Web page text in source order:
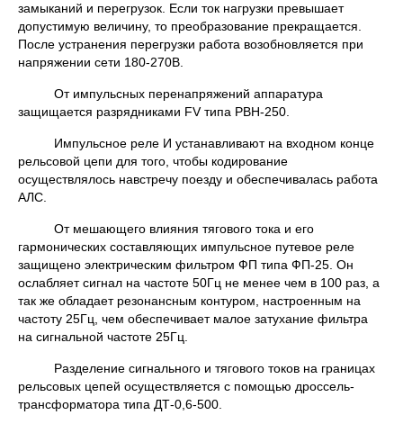
замыканий и перегрузок. Если ток нагрузки превышает
допустимую величину, то преобразование прекращается.
После устранения перегрузки работа возобновляется при
напряжении сети 180-270В.
От импульсных перенапряжений аппаратура
защищается разрядниками FV типа РВН-250.
Импульсное реле И устанавливают на входном конце
рельсовой цепи для того, чтобы кодирование
осуществлялось навстречу поезду и обеспечивалась работа
АЛС.
От мешающего влияния тягового тока и его
гармонических составляющих импульсное путевое реле
защищено электрическим фильтром ФП типа ФП-25. Он
ослабляет сигнал на частоте 50Гц не менее чем в 100 раз, а
так же обладает резонансным контуром, настроенным на
частоту 25Гц, чем обеспечивает малое затухание фильтра
на сигнальной частоте 25Гц.
Разделение сигнального и тягового токов на границах
рельсовых цепей осуществляется с помощью дроссель-
трансформатора типа ДТ-0,6-500.